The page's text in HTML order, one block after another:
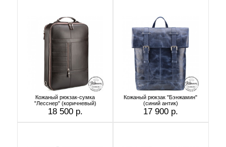
Кожаный рюкзак-сумка
"Лесснер" (коричневый)
18 500 р.
Кожаный рюкзак "Бэнжамин"
(синий антик)
17 900 р.